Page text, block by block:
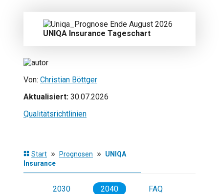
UNIQA Insurance Tageschart
Von: Christian Böttger
Aktualisiert: 30.07.2026
Qualitätsrichtlinien
Start » Prognosen » UNIQA
Insurance
2030 2040 FAQ